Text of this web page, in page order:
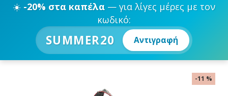
☀️ -20% στα καπέλα— για λίγες μέρες με τον
κωδικό:
SUMMER20 Αντιγραφή
-11 %